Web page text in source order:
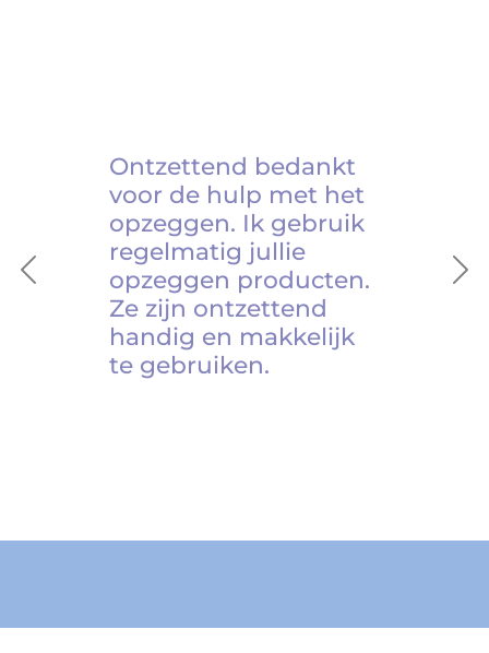
Previous
Ontzettend bedankt
voor de hulp met het
opzeggen. Ik gebruik
regelmatig jullie
opzeggen producten.
Ze zijn ontzettend
handig en makkelijk
te gebruiken.